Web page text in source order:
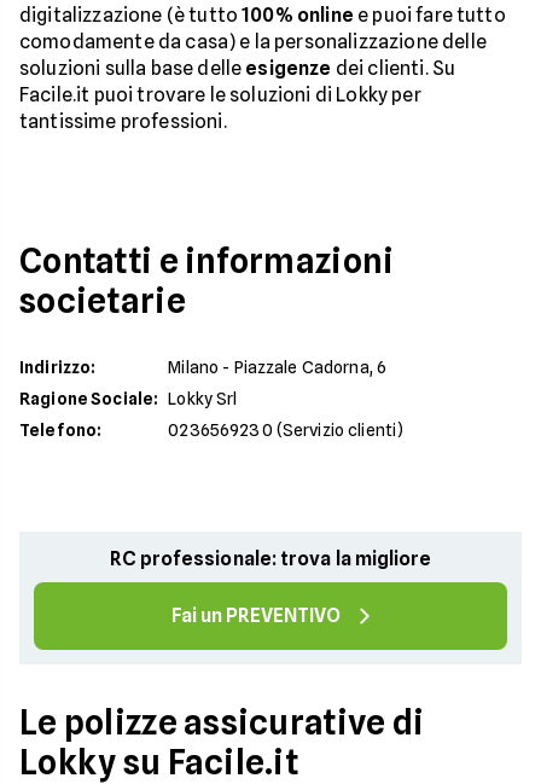
digitalizzazione (è tutto100% online e puoi fare tutto
comodamente da casa) e la personalizzazione delle
soluzioni sulla base delle esigenze dei clienti. Su
Facile.it puoi trovare le soluzioni di Lokky per
tantissime professioni.
Contatti e informazioni
societarie
Indirizzo:
Milano - Piazzale Cadorna, 6
Ragione Sociale: Lokky Srl
Telefono: 0236569230 (Servizio clienti)
RC professionale: trova la migliore
Fai un PREVENTIVO
Le polizze assicurative di
Lokky su Facile.it